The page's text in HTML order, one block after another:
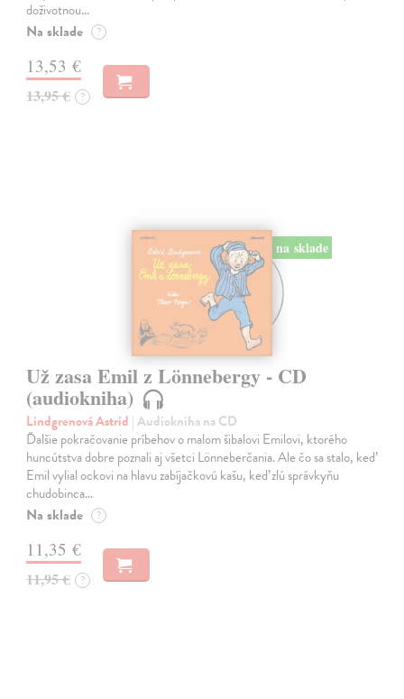
doživotnou…
Na sklade ?
13,53 €
13,95 € ?
na sklade
Už zasa Emil z Lönnebergy - CD
(audiokniha)
Lindgrenová Astrid | Audiokniha na CD
Ďalšie pokračovanie príbehov o malom šibalovi Emilovi, ktorého
huncútstva dobre poznali aj všetci Lönneberčania. Ale čo sa stalo, keď
Emil vylial ockovi na hlavu zabíjačkovú kašu, keď zlú správkyňu
chudobinca…
Na sklade ?
11,35 €
11,95 € ?